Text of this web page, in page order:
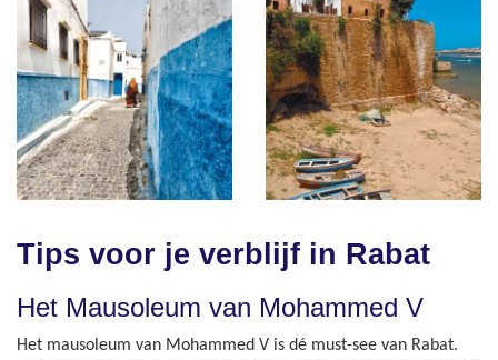
Tips voor je verblijf in Rabat
Het Mausoleum van Mohammed V
Het mausoleum van Mohammed V is dé must-see van Rabat.